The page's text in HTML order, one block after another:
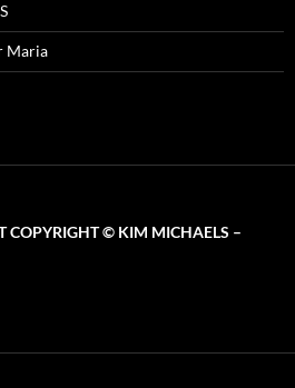
Maria
COPYRIGHT © KIM MICHAELS –